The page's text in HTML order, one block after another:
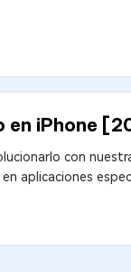
en iPhone
con
aplicaciones